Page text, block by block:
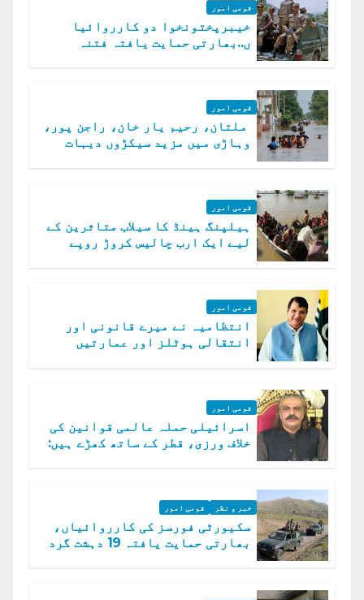
قومی امور
خیبرپختونخوا دو کارروائیا
ں..بھارتی حمایت یافتہ فتنہ
قومی امور
ملتان، رحیم یار خان، راجن پور،
وہاڑی میں مزید سیکڑوں دیہات
قومی امور
ہیلپنگ ہینڈ کا سیلاب متاثرین کے
لیے ایک ارب چالیس کروڑ روپے
قومی امور
انتظامیہ نے میرے قانونی اور
انتقالی ہوٹلز اور عمارتیں
قومی امور
اسرائیلی حملہ عالمی قوانین کی
خلاف ورزی، قطر کے ساتھ کھڑے ہیں:
خبر و نظر قومی امور
سکیورٹی فورسز کی کارروائیاں،
بھارتی حمایت یافتہ 19 دہشت گرد